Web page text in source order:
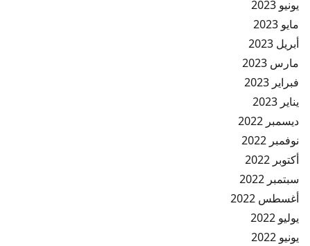
يونيو 2023
مايو 2023
أبريل 2023
مارس 2023
فبراير 2023
يناير 2023
ديسمبر 2022
نوفمبر 2022
أكتوبر 2022
سبتمبر 2022
أغسطس 2022
يوليو 2022
يونيو 2022